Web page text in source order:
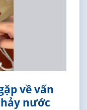
về vấn
nước